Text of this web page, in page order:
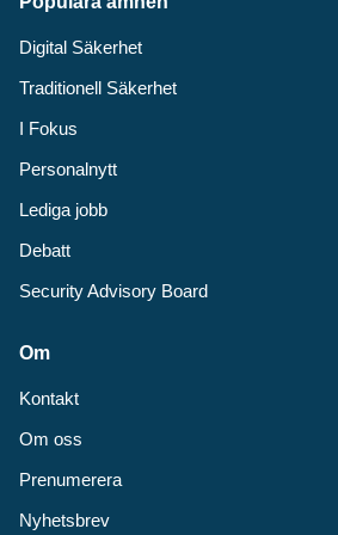
Digital Säkerhet
Traditionell Säkerhet
I Fokus
Personalnytt
Lediga jobb
Debatt
Security Advisory Board
Om
Kontakt
Om oss
Prenumerera
Nyhetsbrev